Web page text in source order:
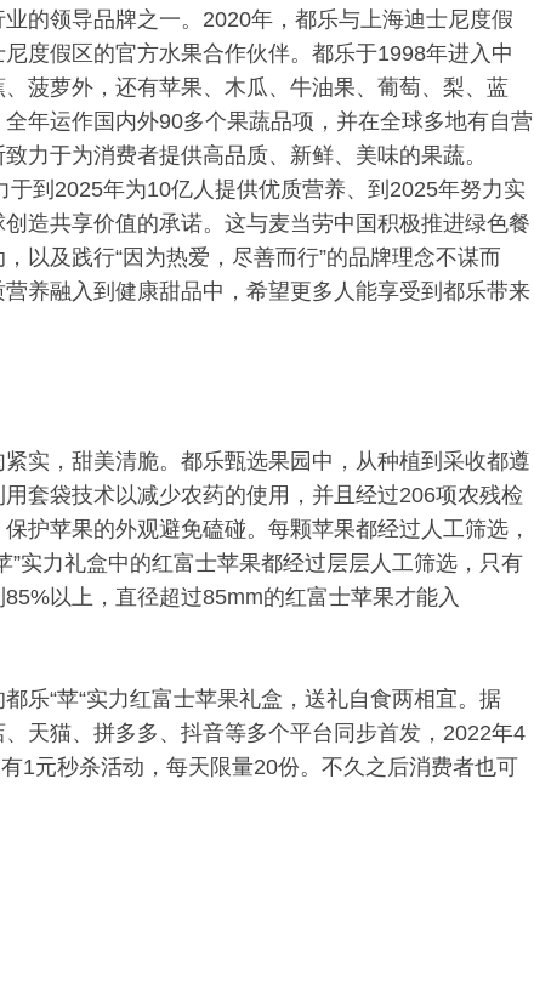
的领导品牌之一。2020年，都乐与上海迪士尼度假
度假区的官方水果合作伙伴。都乐于1998年进入中
菠萝外，还有苹果、木瓜、牛油果、葡萄、梨、蓝
年运作国内外90多个果蔬品项，并在全球多地有自营
力于为消费者提供高品质、新鲜、美味的果蔬。
到2025年为10亿人提供优质营养、到2025年努力实
造共享价值的承诺。这与麦当劳中国积极推进绿色餐
以及践行“因为热爱，尽善而行”的品牌理念不谋而
养融入到健康甜品中，希望更多人能享受到都乐带来
实，甜美清脆。都乐甄选果园中，从种植到采收都遵
套袋技术以减少农药的使用，并且经过206项农残检
护苹果的外观避免磕碰。每颗苹果都经过人工筛选，
实力礼盒中的红富士苹果都经过层层人工筛选，只有
以上，直径超过85mm的红富士苹果才能入
乐“苹“实力红富士苹果礼盒，送礼自食两相宜。据
天猫、拼多多、抖音等多个平台同步首发，2022年4
1元秒杀活动，每天限量20份。不久之后消费者也可